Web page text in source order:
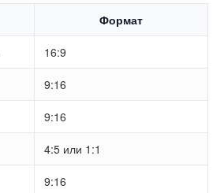
Формат
16:9
9:16
9:16
4:5 или 1:1
9:16